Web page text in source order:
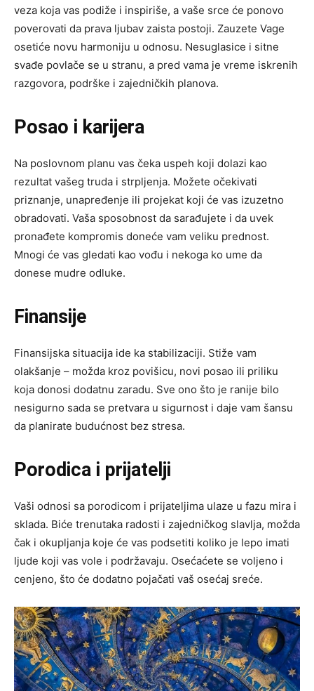
veza koja vas podiže i inspiriše, a vaše srce će ponovo
poverovati da prava ljubav zaista postoji. Zauzete Vage
osetiće novu harmoniju u odnosu. Nesuglasice i sitne
svađe povlače se u stranu, a pred vama je vreme iskrenih
razgovora, podrške i zajedničkih planova.
Posao i karijera
Na poslovnom planu vas čeka uspeh koji dolazi kao
rezultat vašeg truda i strpljenja. Možete očekivati
priznanje, unapređenje ili projekat koji će vas izuzetno
obradovati. Vaša sposobnost da sarađujete i da uvek
pronađete kompromis doneće vam veliku prednost.
Mnogi će vas gledati kao vođu i nekoga ko ume da
donese mudre odluke.
Finansije
Finansijska situacija ide ka stabilizaciji. Stiže vam
olakšanje – možda kroz povišicu, novi posao ili priliku
koja donosi dodatnu zaradu. Sve ono što je ranije bilo
nesigurno sada se pretvara u sigurnost i daje vam šansu
da planirate budućnost bez stresa.
Porodica i prijatelji
Vaši odnosi sa porodicom i prijateljima ulaze u fazu mira i
sklada. Biće trenutaka radosti i zajedničkog slavlja, možda
čak i okupljanja koje će vas podsetiti koliko je lepo imati
ljude koji vas vole i podržavaju. Osećaćete se voljeno i
cenjeno, što će dodatno pojačati vaš osećaj sreće.